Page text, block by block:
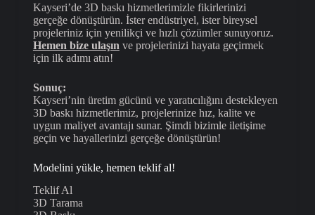
Kayseri’de 3D baskı hizmetlerimizle fikirlerinizi
gerçeğe dönüştürün. İster endüstriyel, ister bireysel
projeleriniz için yenilikçi ve hızlı çözümler sunuyoruz.
Hemen bize ulaşın ve projelerinizi hayata geçirmek
için ilk adımı atın!
Sonuç:
Kayseri’nin üretim gücünü ve yaratıcılığını destekleyen
3D baskı hizmetlerimiz, projelerinize hız, kalite ve
uygun maliyet avantajı sunar. Şimdi bizimle iletişime
geçin ve hayallerinizi gerçeğe dönüştürün!
Modelini yükle, hemen teklif al!
Teklif Al
3D Tarama